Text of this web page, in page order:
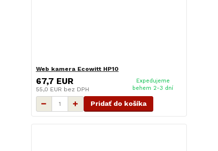
Web kamera Ecowitt HP10
67,7 EUR
55,0 EUR bez DPH
Expedujeme
behem 2-3 dní
Pridať do košíka